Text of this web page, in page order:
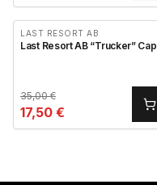
LAST RESORT AB
Last Resort AB “Trucker” Cap
35,00€
17,50 €